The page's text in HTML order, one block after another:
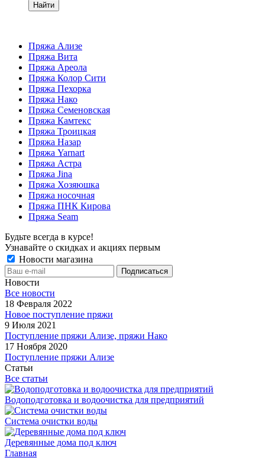
Найти
Пряжа Ализе
Пряжа Вита
Пряжа Ареола
Пряжа Колор Сити
Пряжа Пехорка
Пряжа Нако
Пряжа Семеновская
Пряжа Камтекс
Пряжа Троицкая
Пряжа Назар
Пряжа Yarnart
Пряжа Астра
Пряжа Jina
Пряжа Хозяюшка
Пряжа носочная
Пряжа ПНК Кирова
Пряжа Seam
Будьте всегда в курсе!
Узнавайте о скидках и акциях первым
Новости магазина
Новости
Все новости
18 Февраля 2022
Новое поступление пряжи
9 Июля 2021
Поступление пряжи Ализе, пряжи Нако
17 Ноября 2020
Поступление пряжи Ализе
Статьи
Все статьи
Водоподготовка и водоочистка для предприятий
Система очистки воды
Деревянные дома под ключ
Главная